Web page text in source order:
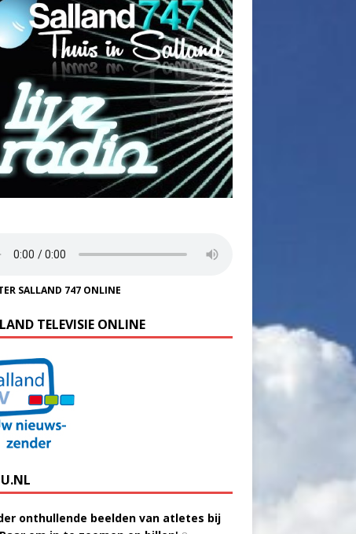
SALLAND 747 ONLINE
TELEVISIE ONLINE
onthullende beelden van atletes bij